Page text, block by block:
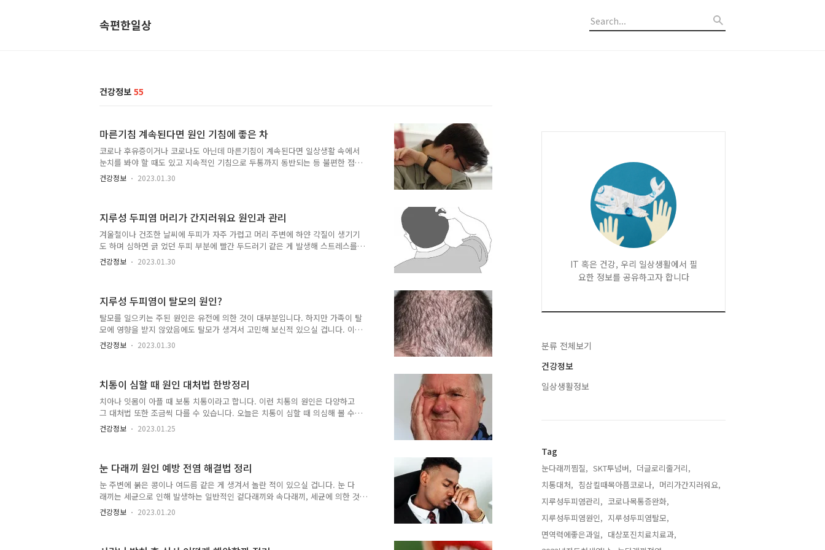
속편한일상
건강정보 55
마른기침 계속된다면 원인 기침에 좋은 차
코로나 후유증이거나 코로나도 아닌데 마른기침이 계속된다면 일상생활 속에서
눈치를 봐야 할 때도 있고 지속적인 기침으로 두통까지 동반되는 등 불편한 점이
많이 있습니다. 오늘은 이러한 마른기침이 계속될 때 원인과 기침에 좋은 차에
대해서 알아보겠습니다. 마른기침 원인 1. 감기 혹은 코로나 후유증 기관지염이
불면 마른기침이 자주 나고 병원에 가도 크게 이상이 없을 때 나타 나는 경우입
니다. 3. 목 가래 후두염이 있거나 코로나 후유증으로 목에 이물감이 느껴지고 기
침을 자주 하는 경우입니다. 헛 기침을 해도 딱히 배출되는 건 없기 때문에 심하
면 쇳소리가 나오기..
건강정보 2023.01.30
지루성 두피염 머리가 간지러워요 원인과 관리
겨울철이나 건조한 날씨에 두피가 자주 가렵고 머리 주변에 하얀 각질이 생기기
도 하며 심하면 긁 었던 두피 부분에 빨간 두드러기 같은 게 발생해 스트레스를
주기도 합니다. 이러한 증상이 지속되 는 질환을 지루성 두피염이라고 하는데 오
늘은 지루성 두피염 원인과 관리법에 대해서 알아보겠 습니다. 지루성 두피 염
곰팡이 두피에 곰팡이가 생겨 균형이 깨져 그로 인해 문제가 발생해 두피염이 발
생할 수 있습니다. ▷지루성 두피염이 탈모의 원인? 지루성 두피염이 탈모의 원
인? 탈모를 일으키는 주된 원인은 유전에 의한 것이 대부분입니다. 하지만 가족
이 탈모에 ..
건강정보 2023.01.30
지루성 두피염이 탈모의 원인?
탈모를 일으키는 주된 원인은 유전에 의한 것이 대부분입니다. 하지만 가족이 탈
모에 영향을 받지 않았음에도 탈모가 생겨서 고민해 보신적 있으실 겁니다. 이러
한 경우 다양한 원인을 유추해 볼 수 있는데 유전 이 외에 탈모를 일으키는 원인
에 대해서 알아보겠습니다. 탈모 원인 1. 과도한 스트레스 스트레스가 과도하게
모발 이 약해지면서 부차적으로 탈모가 생길 수 있습니다. 3. 수면부족 업무가 학
업에 신경을 쓰다보면 잠이 부족해질 수 있는데 충분한 수면을 취하지 못한다면
그로 인해 탈모가 발생할 수 있습니다. 4. 영양 불균형 및 다이어트 모발에는 여
러 가지..
건강정보 2023.01.30
치통이 심할 때 원인 대처법 한방정리
치아나 잇몸이 아플 때 보통 치통이라고 합니다. 이런 치통의 원인은 다양하고
그 대처법 또한 조금씩 다를 수 있습니다. 오늘은 치통이 심할 때 의심해 볼 수
있는 원인과 대처법에 대해서 알아보겠습니다. ▷[건강정보] - 잇몸 부었을 때 잇
몸부음 원인과 치료 총정리 잇몸 부었을 때 잇몸부음 원인과 치료 총정리 잇몸
류의 질환으로 나눠지는데 4yandi.com 치통이 심할 때 원인 1. 충치 충치가 생
길 때 치통은 단계별로 나눠볼 수 있습니다. 초기엔 음식을 섭취할 때에도 딱히
통증은 느껴지지 않고 어느 정도 진행이 되면 이가 시린 느낌이 날 수 있습니다..
건강정보 2023.01.25
눈 다래끼 원인 예방 전염 해결법 정리
눈 주변에 붉은 콩이나 여드름 같은 게 생겨서 놀란 적이 있으실 겁니다. 눈 다
래끼는 세균으로 인해 발생하는 일반적인 겉다래끼와 속다래끼, 세균에 의한 것
이 아닌 콩처럼 작은 알맹이가 나는 콩다래끼가 있습니다. 오늘은 이런 다래끼가
생기는 원인과 예방법, 전염성에 대해서 알아보겠습니다. [건강정보] - 눈 다래끼
건강정보 2023.01.20
IT 혹은 건강, 우리 일상생활에서 필
요한 정보를 공유하고자 합니다
분류 전체보기
건강정보
일상생활정보
Tag
눈다래끼찜질, SKT투넘버, 더글로리줄거리,
치통대처, 침삼킬때목아픔코로나, 머리가간지러워요,
지루성두피염관리, 코로나목통증완화,
지루성두피염원인, 지루성두피염탈모,
면역력에좋은과일, 대상포진치료치료과,